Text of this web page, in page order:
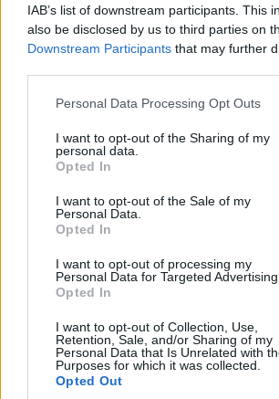
IAB’s list of downstream participants. This
also be disclosed by us to third parties on
Downstream Participants that may further
Please note that this website/app uses one
not limited to your visit or usage behaviour.
grant or deny consent to Google and its
use your data for below specified purposes
consent section.
Personal Data Processing Opt Outs
I want to opt-out of the Sharing of my
personal data.
Opted In
I want to opt-out of the Sale of my
Personal Data.
Opted In
I want to opt-out of processing my
Personal Data for Targeted Advertising.
Opted In
I want to opt-out of Collection, Use,
Retention, Sale, and/or Sharing of my
Personal Data that Is Unrelated with
Purposes for which it was collected.
Opted Out